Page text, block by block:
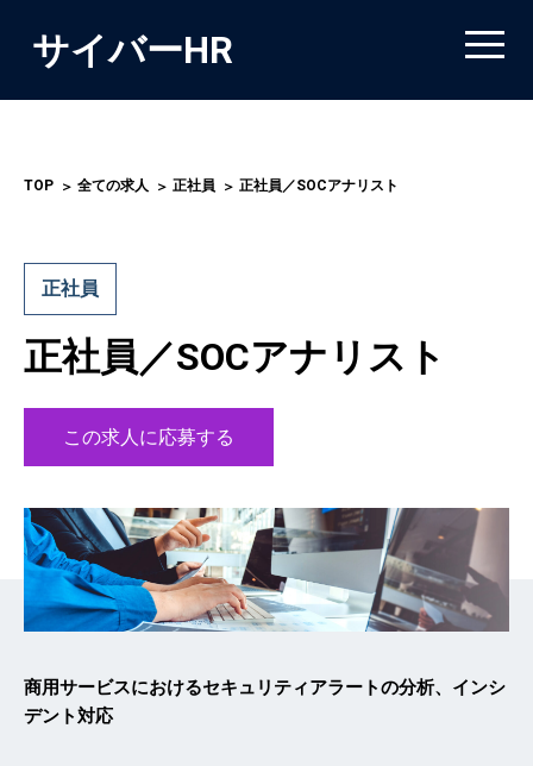
サイバーHR
TOP 全ての求人 正社員 正社員／SOCアナリスト
正社員
正社員／SOCアナリスト
この求人に応募する
商用サービスにおけるセキュリティアラートの分析、インシ
デント対応